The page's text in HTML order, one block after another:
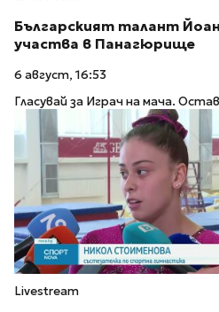
Българският талант
участва в Панагюрище
6 август, 16:53
Гласувай за Играч на мача.
Livestream